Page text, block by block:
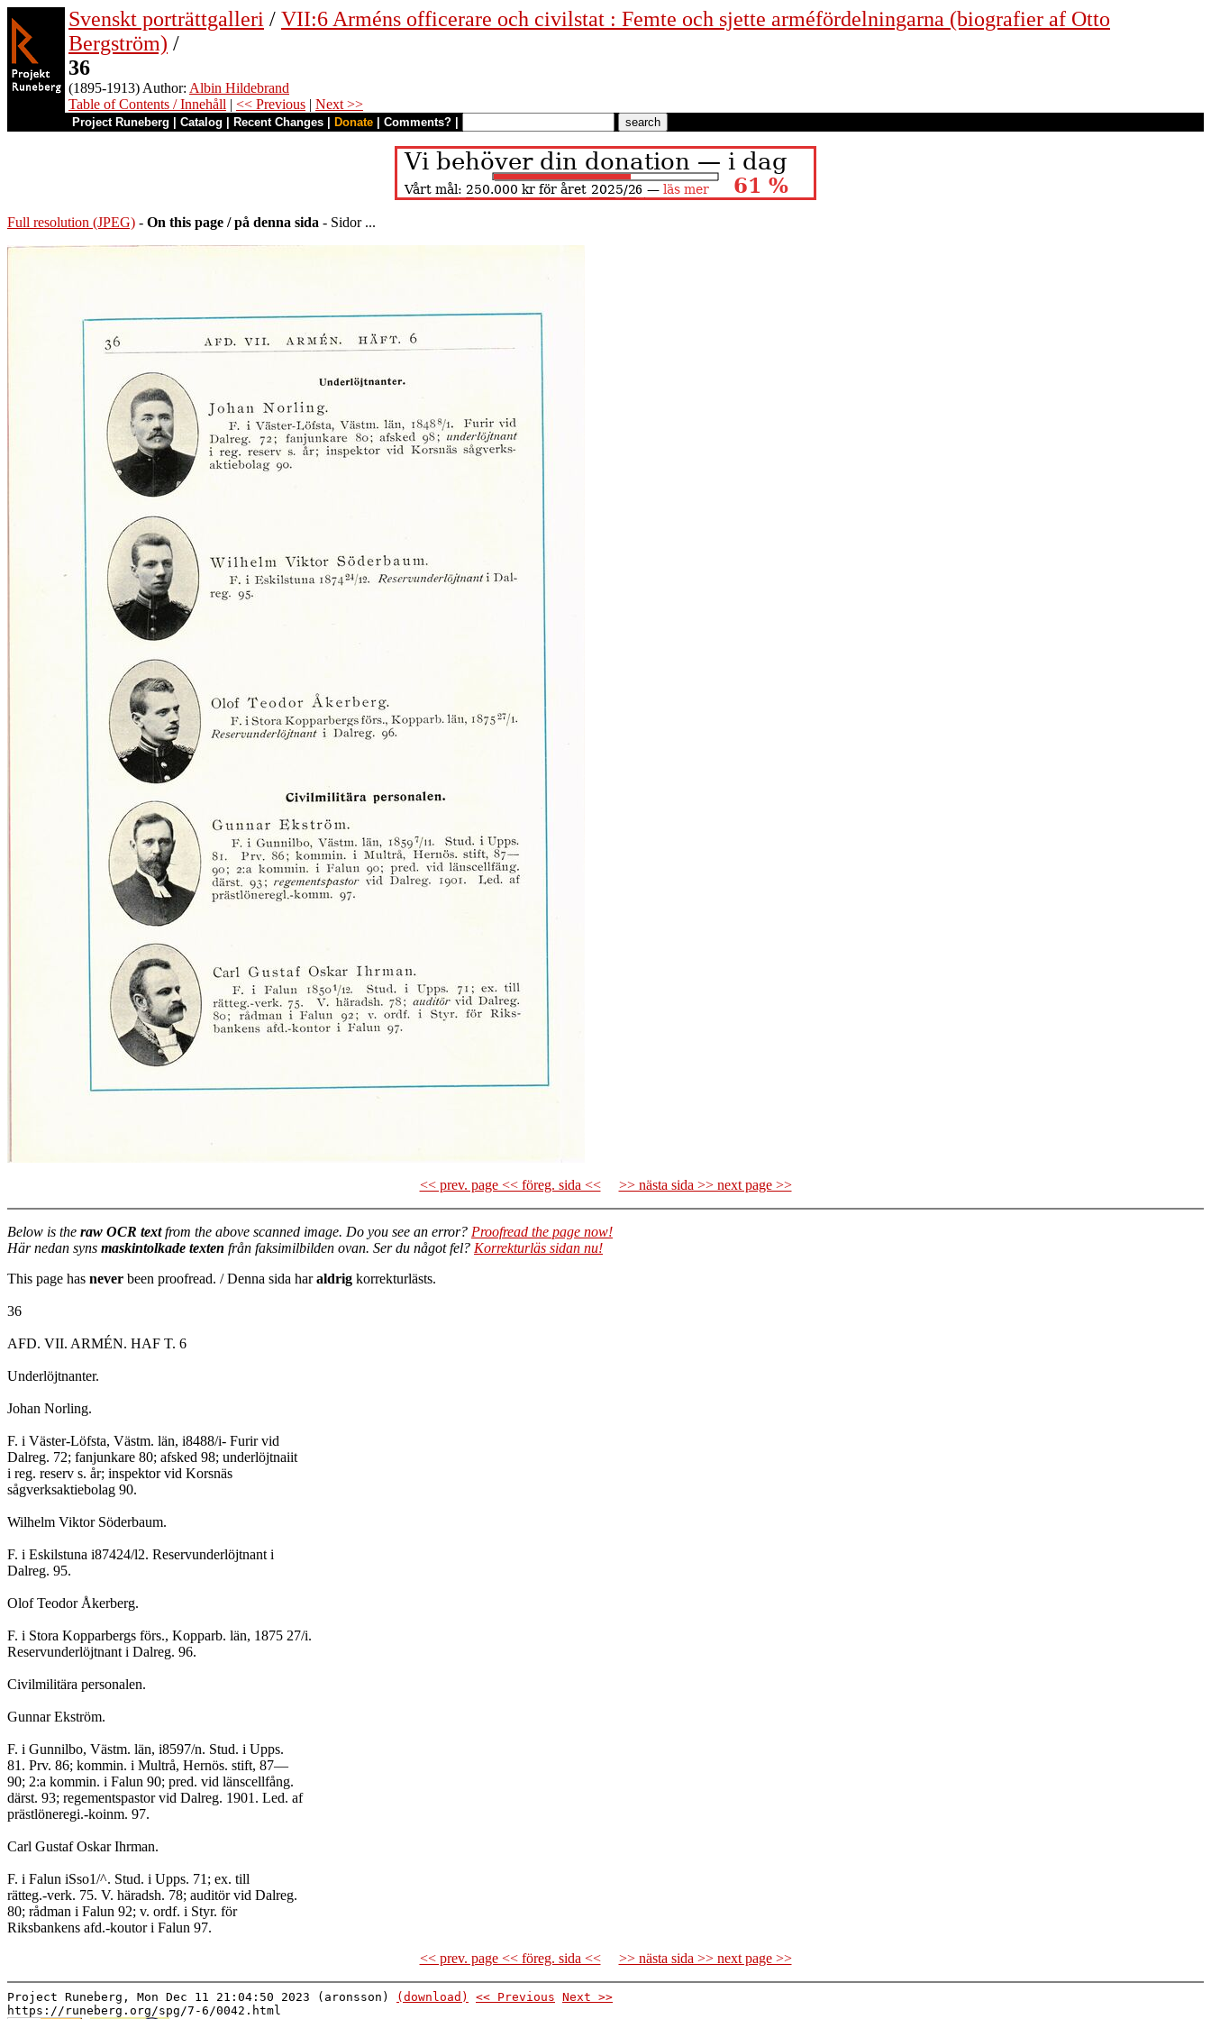
Svenskt porträttgalleri / VII:6 Arméns officerare och civilstat : Femte och sjette arméfördelningarna (biografier af Otto
Bergström) /
36
(1895-1913) Author: Albin Hildebrand
Table of Contents / Innehåll | << Previous | Next >>
Project Runeberg Catalog Recent Changes Donate Comments?
Full resolution (JPEG) - On this page / på denna sida - Sidor ...
<< prev. page << föreg. sida << >> nästa sida >> next page >>
Below is the raw OCR textfrom the above scanned image. Do you see an error? Proofread the page now!
Här nedan syns maskintolkade texten från faksimilbilden ovan. Ser du något fel? Korrekturläs sidan nu!
This page has never been proofread. / Denna sida haraldrig korrekturlästs.
36
AFD. VII. ARMÉN. HAF T. 6
Underlöjtnanter.
Johan Norling.
F. i Väster-Löfsta, Västm. län, i8488/i- Furir vid
Dalreg. 72; fanjunkare 80; afsked 98; underlöjtnaiit
i reg. reserv s. år; inspektor vid Korsnäs
sågverksaktiebolag 90.
Wilhelm Viktor Söderbaum.
F. i Eskilstuna i87424/l2. Reservunderlöjtnant i
Dalreg. 95.
Olof Teodor Åkerberg.
F. i Stora Kopparbergs förs., Kopparb. län, 1875 27/i.
Reservunderlöjtnant i Dalreg. 96.
Civilmilitära personalen.
Gunnar Ekström.
F. i Gunnilbo, Västm. län, i8597/n. Stud. i Upps.
81. Prv. 86; kommin. i Multrå, Hernös. stift, 87—
90; 2:a kommin. i Falun 90; pred. vid länscellfång.
därst. 93; regementspastor vid Dalreg. 1901. Led. af
prästlöneregi.-koinm. 97.
Carl Gustaf Oskar Ihrman.
F. i Falun iSso1/^. Stud. i Upps. 71; ex. till
rätteg.-verk. 75. V. häradsh. 78; auditör vid Dalreg.
80; rådman i Falun 92; v. ordf. i Styr. för
Riksbankens afd.-koutor i Falun 97.
<< prev. page << föreg. sida <<
>> nästa sida >> next page >>
Project Runeberg, Mon Dec 11 21:04:50 2023 (aronsson) (download) << Previous Next >>
https://runeberg.org/spg/7-6/0042.html